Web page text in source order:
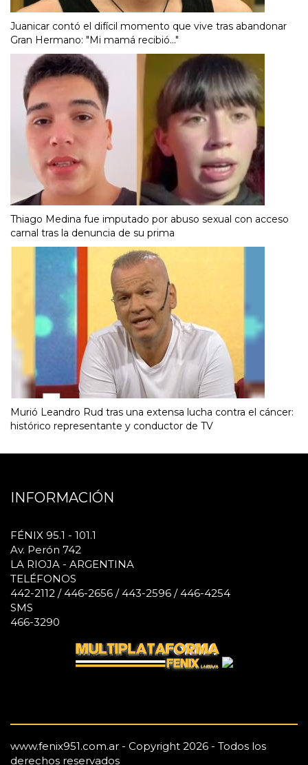
Juanicar contó el difícil momento que vive tras abandonar
Gran Hermano: "Mi mamá recibió..."
Thiago Medina fue imputado por abuso sexual con acceso
carnal tras la denuncia de su prima
Murió Leandro Rud tras una extensa lucha contra el cáncer:
histórico representante y conductor de TV
INFORMACIÓN
FÉNIX 95.1 - 101.1
Av. Perón 742
LA RIOJA - ARGENTINA
TELÉFONOS
442-2112 / 446-2656 / 443-2596 / 446-4254
SMS
466-3290
www.fenix951.com.ar - Copyright 2026 - Todos los
derechos reservados